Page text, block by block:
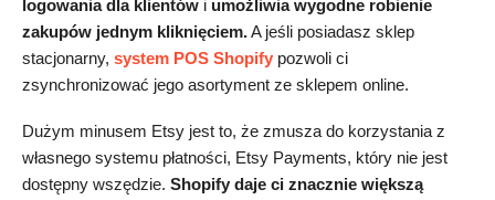
logowania dla klientów i umożliwia wygodne robienie
zakupów jednym kliknięciem.A jeśli posiadasz sklep
stacjonarny, system POS Shopify pozwoli ci
zsynchronizować jego asortyment ze sklepem online.
Dużym minusem Etsy jest to, że zmusza do korzystania z
własnego systemu płatności, Etsy Payments, który nie jest
dostępny wszędzie. Shopify daje ci znacznie większą